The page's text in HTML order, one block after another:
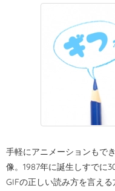
手軽にアニメーションもで
像。 1987年に誕生しすでに
GIFの正しい読み方を言える